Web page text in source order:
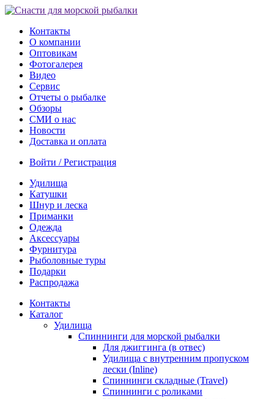
Контакты
О компании
Оптовикам
Фотогалерея
Видео
Сервис
Отчеты о рыбалке
Обзоры
СМИ о нас
Новости
Доставка и оплата
Войти / Регистрация
Удилища
Катушки
Шнур и леска
Приманки
Одежда
Аксессуары
Фурнитура
Рыболовные туры
Подарки
Распродажа
Контакты
Каталог
Удилища
Спиннинги для морской рыбалки
Для джиггинга (в отвес)
Удилища с внутренним пропуском
лески (Inline)
Спиннинги складные (Travel)
Спиннинги с роликами